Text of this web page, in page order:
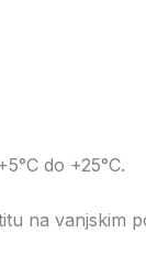
do +25°C.
na vanjskim